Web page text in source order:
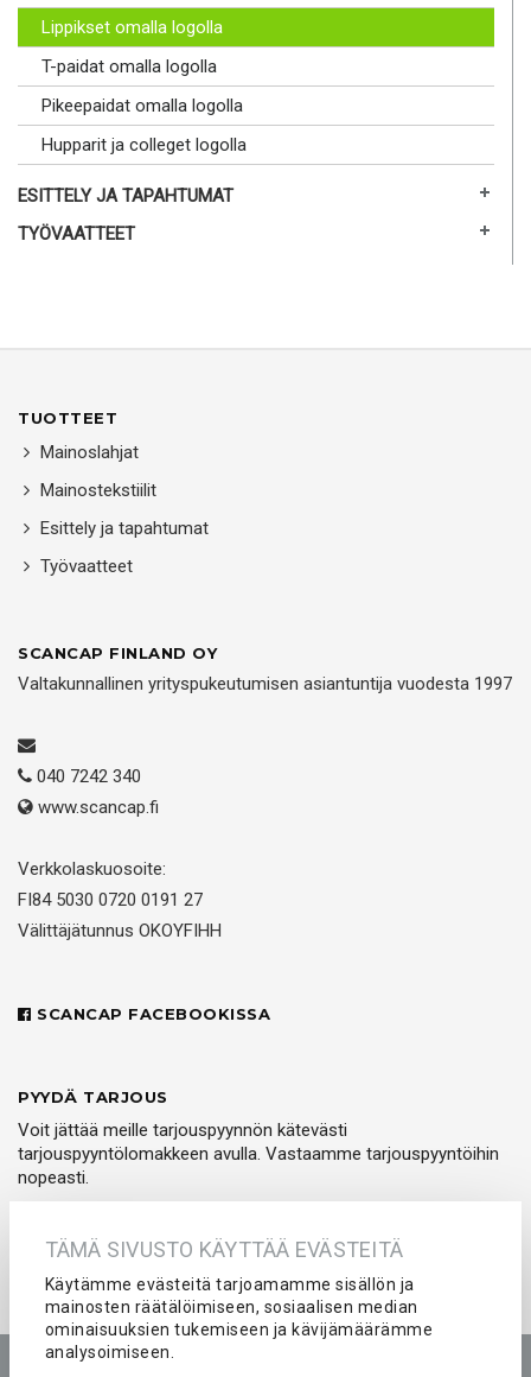
TÄMÄ SIVUSTO KÄYTTÄÄ EVÄSTEITÄ
Käytämme evästeitä tarjoamamme sisällön ja
mainosten räätälöimiseen, sosiaalisen median
ominaisuuksien tukemiseen ja kävijämäärämme
analysoimiseen.
Lippikset omalla logolla
T-paidat omalla logolla
Pikeepaidat omalla logolla
Hupparit ja colleget logolla
ESITTELY JA TAPAHTUMAT
TYÖVAATTEET
TUOTTEET
Mainoslahjat
Mainostekstiilit
Esittely ja tapahtumat
Työvaatteet
SCANCAP FINLAND OY
Valtakunnallinen yrityspukeutumisen asiantuntija vuodesta 1997
040 7242 340
www.scancap.fi
Verkkolaskuosoite:
FI84 5030 0720 0191 27
Välittäjätunnus OKOYFIHH
SCANCAP FACEBOOKISSA
PYYDÄ TARJOUS
Voit jättää meille tarjouspyynnön kätevästi
tarjouspyyntölomakkeen avulla. Vastaamme tarjouspyyntöihin
nopeasti.